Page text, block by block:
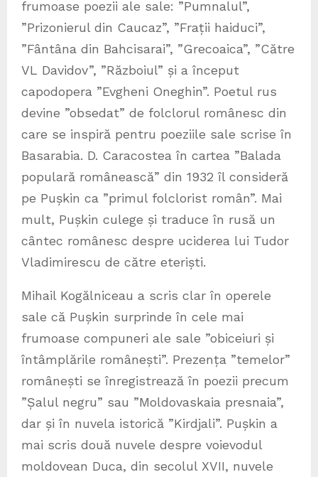
frumoase poezii ale sale: ”Pumnalul”,
”Prizonierul din Caucaz”, ”Frații haiduci”,
”Fântâna din Bahcisarai”, ”Grecoaica”, ”Către
VL Davidov”, ”Războiul” și a început
capodopera ”Evgheni Oneghin”. Poetul rus
devine ”obsedat” de folclorul românesc din
care se inspiră pentru poeziile sale scrise în
Basarabia. D. Caracostea în cartea ”Balada
populară românească” din 1932 îl consideră
pe Pușkin ca ”primul folclorist român”. Mai
mult, Pușkin culege și traduce în rusă un
cântec românesc despre uciderea lui Tudor
Vladimirescu de către eteriști.
Mihail Kogălniceau a scris clar în operele
sale că Pușkin surprinde în cele mai
frumoase compuneri ale sale ”obiceiuri și
întâmplările românești”. Prezența ”temelor”
românești se înregistrează în poezii precum
”Șalul negru” sau ”Moldovaskaia presnaia”,
dar și în nuvela istorică ”Kirdjali”. Pușkin a
mai scris două nuvele despre voievodul
moldovean Duca, din secolul XVII, nuvele